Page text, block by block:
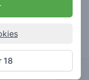
€€€€
18